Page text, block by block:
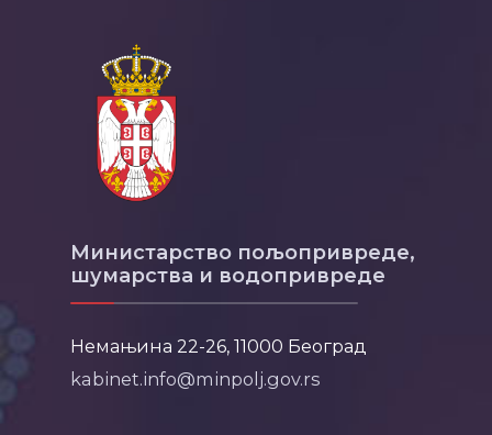
Министарство пољопривреде,
шумарства и водопривреде
Немањина 22-26, 11000 Београд
kabinet.info@minpolj.gov.rs